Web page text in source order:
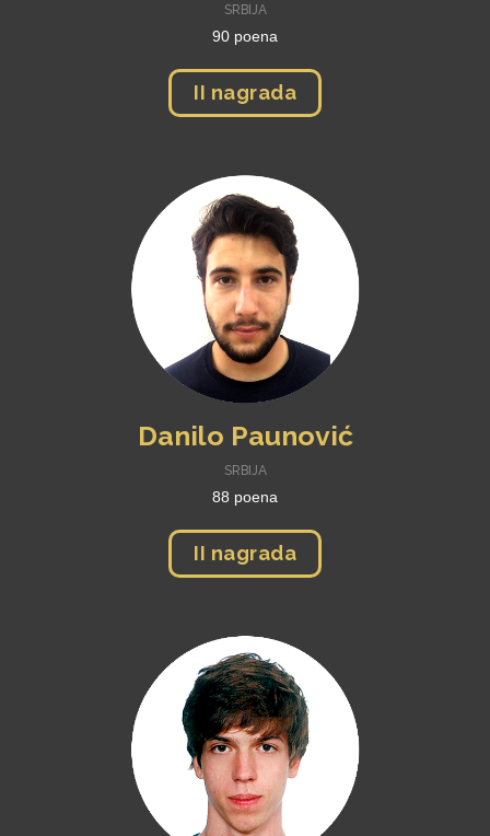
SRBIJA
90 poena
II nagrada
Danilo Paunović
SRBIJA
88 poena
II nagrada